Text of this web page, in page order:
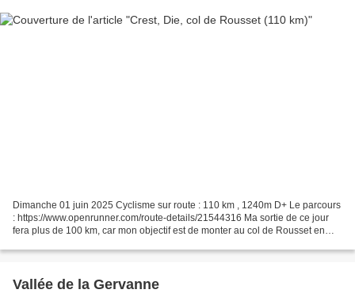
Dimanche 01 juin 2025 Cyclisme sur route : 110 km , 1240m D+ Le parcours
: https://www.openrunner.com/route-details/21544316 Ma sortie de ce jour
fera plus de 100 km, car mon objectif est de monter au col de Rousset en
Vallée de la Gervanne